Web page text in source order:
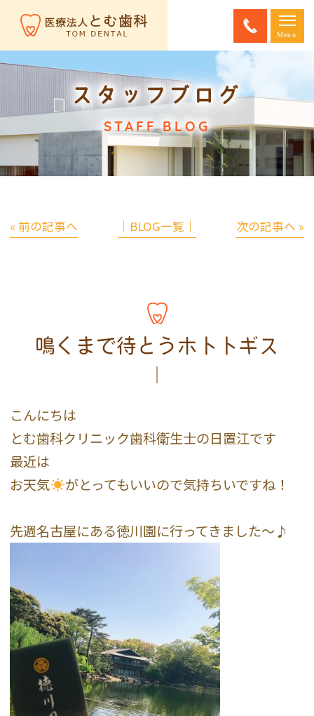
スタッフブログ
STAFF BLOG
« 前の記事へ │BLOG一覧│ 次の記事へ »
鳴くまで待とうホトトギス
こんにちは
とむ歯科クリニック歯科衛生士の日置江です
最近は
お天気
がとってもいいので気持ちいですね！
先週名古屋にある徳川園に行ってきました〜♪